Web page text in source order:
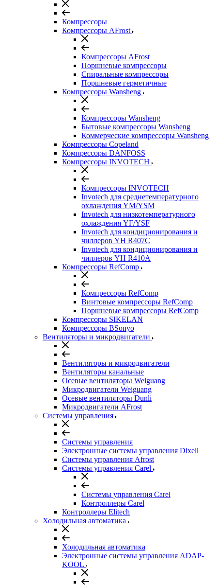
Компрессоры
Компрессоры AFrost
Компрессоры AFrost
Поршневые компрессоры
Спиральные компрессоры
Поршневые герметичные
Компрессоры Wansheng
Компрессоры Wansheng
Бытовые компрессоры Wansheng
Коммерческие компрессоры Wansheng
Компрессоры Copeland
Компрессоры DANFOSS
Компрессоры INVOTECH
Компрессоры INVOTECH
Invotech для среднетемпературного
охлаждения YM/YSM
Invotech для низкотемпературного
охлаждения YF/YSF
Invotech для кондиционирования и
чиллеров YH R407C
Invotech для кондиционирования и
чиллеров YH R410A
Компрессоры RefComp
Компрессоры RefComp
Винтовые компрессоры RefComp
Поршневые компрессоры RefComp
Компрессоры SIKELAN
Компрессоры BSonyo
Вентиляторы и микродвигатели
Вентиляторы и микродвигатели
Вентиляторы канальные
Осевые вентиляторы Weiguang
Микродвигатели Weiguang
Осевые вентиляторы Dunli
Микродвигатели AFrost
Системы управления
Системы управления
Электронные системы управления Dixell
Системы управления Afrost
Системы управления Carel
Системы управления Carel
Контроллеры Carel
Контроллеры Elitech
Холодильная автоматика
Холодильная автоматика
Электронные системы управления ADAP-
KOOL